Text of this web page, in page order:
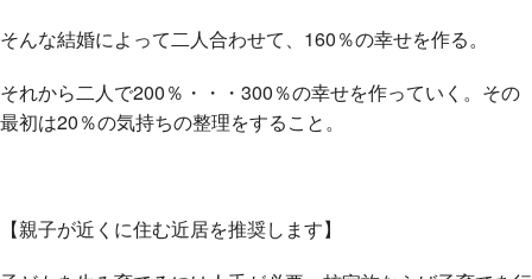
そんな結婚によって二人合わせて、160％の幸せを作る。
それから二人で200％・・・300％の幸せを作っていく。その
最初は20％の気持ちの整理をすること。
【親子が近くに住む近居を推奨します】